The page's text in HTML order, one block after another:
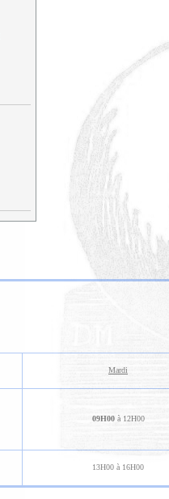
Mardi
09H00à 12H00
13H00 à 16H00